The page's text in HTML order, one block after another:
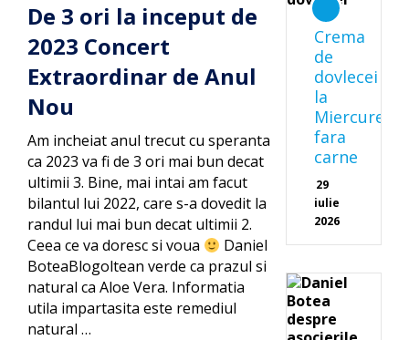
De 3 ori la inceput de
2023 Concert
Extraordinar de Anul
Nou
Am incheiat anul trecut cu speranta
ca 2023 va fi de 3 ori mai bun decat
ultimii 3. Bine, mai intai am facut
bilantul lui 2022, care s-a dovedit la
randul lui mai bun decat ultimii 2.
Ceea ce va doresc si voua
Daniel
BoteaBlogoltean verde ca prazul si
natural ca Aloe Vera. Informatia
utila impartasita este remediul
natural …
Crema
de
dovlecei
la
Miercurea
fara
carne
29
iulie
2026